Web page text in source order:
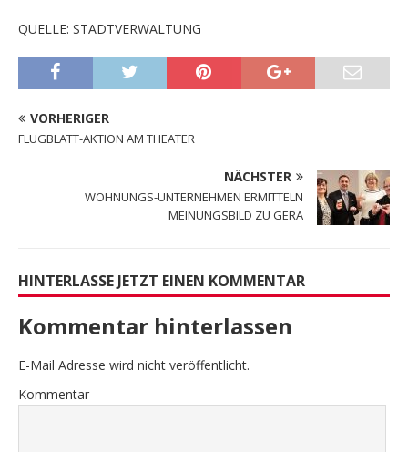
QUELLE: STADTVERWALTUNG
VORHERIGER
FLUGBLATT-AKTION AM THEATER
NÄCHSTER
WOHNUNGS-UNTERNEHMEN ERMITTELN
MEINUNGSBILD ZU GERA
HINTERLASSE JETZT EINEN KOMMENTAR
Kommentar hinterlassen
E-Mail Adresse wird nicht veröffentlicht.
Kommentar